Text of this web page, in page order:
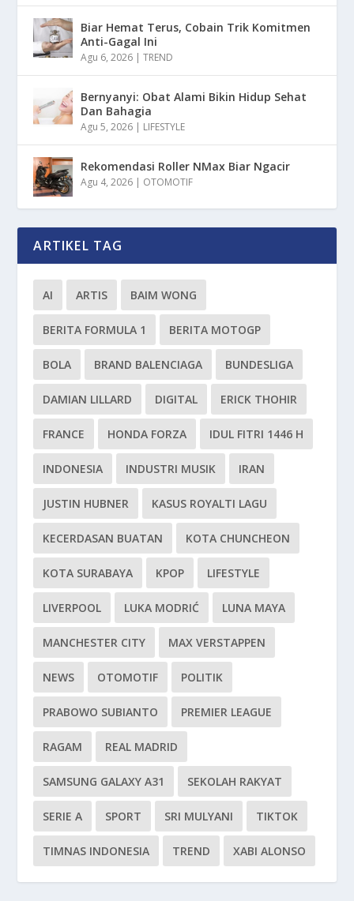
Biar Hemat Terus, Cobain Trik Komitmen
Anti-Gagal Ini
Agu 6, 2026 |TREND
Bernyanyi: Obat Alami Bikin Hidup Sehat
Dan Bahagia
Agu 5, 2026 | LIFESTYLE
Rekomendasi Roller NMax Biar Ngacir
Agu 4, 2026 | OTOMOTIF
ARTIKEL TAG
AI ARTIS BAIM WONG
BERITA FORMULA 1 BERITA MOTOGP
BOLA BRAND BALENCIAGA BUNDESLIGA
DAMIAN LILLARD DIGITAL ERICK THOHIR
FRANCE HONDA FORZA IDUL FITRI 1446 H
INDONESIA INDUSTRI MUSIK IRAN
JUSTIN HUBNER KASUS ROYALTI LAGU
KECERDASAN BUATAN KOTA CHUNCHEON
KOTA SURABAYA KPOP LIFESTYLE
LIVERPOOL LUKA MODRIĆ LUNA MAYA
MANCHESTER CITY MAX VERSTAPPEN
NEWS OTOMOTIF POLITIK
PRABOWO SUBIANTO PREMIER LEAGUE
RAGAM REAL MADRID
SAMSUNG GALAXY A31 SEKOLAH RAKYAT
SERIE A SPORT SRI MULYANI TIKTOK
TIMNAS INDONESIA TREND XABI ALONSO